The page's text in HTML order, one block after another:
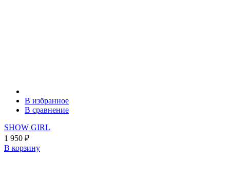
В избранное
В сравнение
SHOW GIRL
1 950 ₽
В корзину